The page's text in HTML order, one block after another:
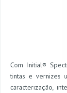
Com Initial®
tintas e vernizes
caracterização,